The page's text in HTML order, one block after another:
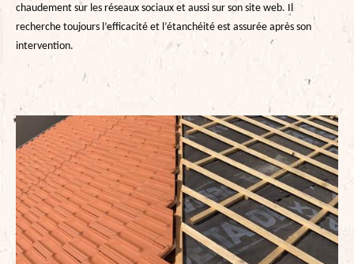
chaudement sur les réseaux sociaux et aussi sur son site web. Il
recherche toujours l’efficacité et l’étanchéité est assurée après son
intervention.